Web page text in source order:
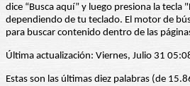
dice “Busca aquí” y luego presiona la
dependiendo de tu teclado. El motor de
para buscar contenido dentro de las
Última actualización: Viernes, Julio 31
Estas son las últimas diez palabras (de